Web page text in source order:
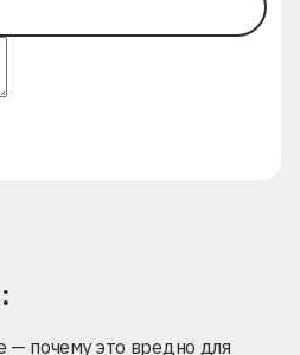
— почему это вредно для